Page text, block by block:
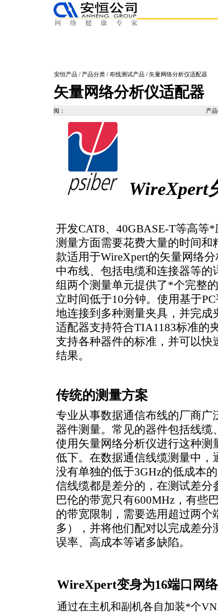
安恒产品 / 产品分类 /布线测试产品 / 矢量网络分析仪适配器
矢量网络分析仪适配器
阅： 产
WireXpert
开发CAT8、40GBASE-T等高等*
测量方面需要花费大量的时间和
款适用于WireXpert的矢量网络
中布线、包括电缆和连接器等
组两个测量单元提供了*个完整
立时间低于10分钟。使用基于
地连接到多种测量夹具，并完
适配器支持符合TIA1183标准的
支持各种器件的标准，并可以
结果。
传统的测量方案
专业从事数据通信布线的厂商
器件测量。常见的器件包括线
使用矢量网络分析仪进行这种
低下。在数据通信线缆测量中，
没有单独的低于3GHz的低成本
信线缆都是差分的，在测试差
巴伦的带宽只有600MHz，有些
的带宽限制，需要选用超过两
多），并将他们配对以完成差
误率、高成本等诸多缺陷。
WireXpert变身为16端口网
通过在主机和副机各自加装*个